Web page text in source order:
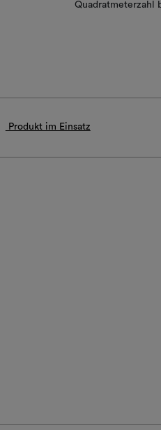
Quadratmeterzahl
Produkt im Einsatz